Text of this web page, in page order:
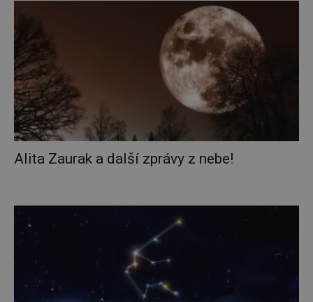
Alita Zaurak a další zprávy z nebe!